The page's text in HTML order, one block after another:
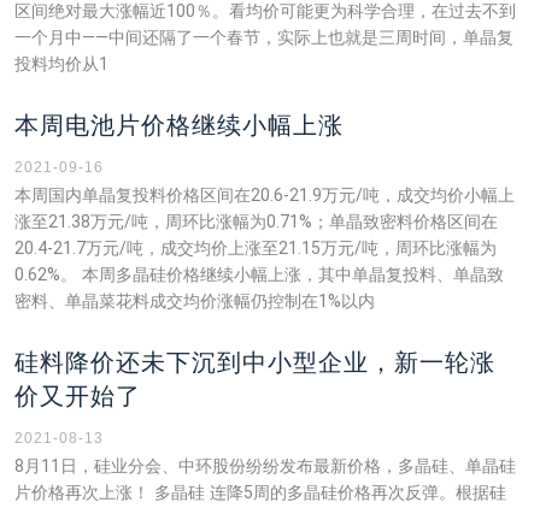
区间绝对最大涨幅近100％。看均价可能更为科学合理，在过去不到
一个月中——中间还隔了一个春节，实际上也就是三周时间，单晶复
投料均价从1
本周电池片价格继续小幅上涨
2021-09-16
本周国内单晶复投料价格区间在20.6-21.9万元/吨，成交均价小幅上
涨至21.38万元/吨，周环比涨幅为0.71%；单晶致密料价格区间在
20.4-21.7万元/吨，成交均价上涨至21.15万元/吨，周环比涨幅为
0.62%。 本周多晶硅价格继续小幅上涨，其中单晶复投料、单晶致
密料、单晶菜花料成交均价涨幅仍控制在1%以内
硅料降价还未下沉到中小型企业，新一轮涨
价又开始了
2021-08-13
8月11日，硅业分会、中环股份纷纷发布最新价格，多晶硅、单晶硅
片价格再次上涨！ 多晶硅 连降5周的多晶硅价格再次反弹。根据硅